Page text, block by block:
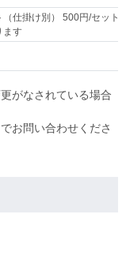
（仕掛け別） 500円/セッ
ます
がなされている場合
お問い合わせくださ